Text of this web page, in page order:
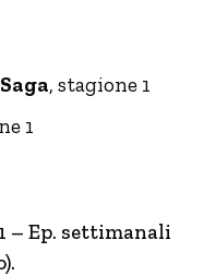
, stagione 1
1
– Ep. settimanali